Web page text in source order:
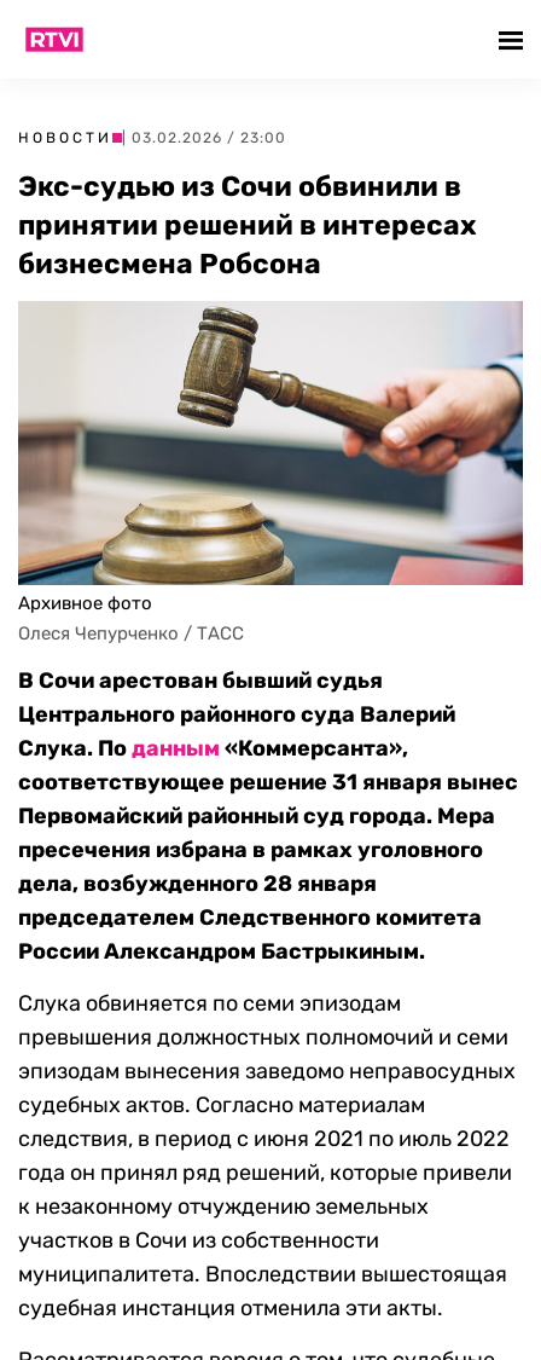
НОВОСТИ | 03.02.2026 / 23:00
Экс-судью из Сочи обвинили в
принятии решений в интересах
бизнесмена Робсона
Архивное фото
Олеся Чепурченко / ТАСС
В Сочи арестован бывший судья
Центрального районного суда Валерий
Слука. Поданным «Коммерсанта»,
соответствующее решение 31 января вынес
Первомайский районный суд города. Мера
пресечения избрана в рамках уголовного
дела, возбужденного 28 января
председателем Следственного комитета
России Александром Бастрыкиным.
Слука обвиняется по семи эпизодам
превышения должностных полномочий и семи
эпизодам вынесения заведомо неправосудных
судебных актов. Согласно материалам
следствия, в период с июня 2021 по июль 2022
года он принял ряд решений, которые привели
к незаконному отчуждению земельных
участков в Сочи из собственности
муниципалитета. Впоследствии вышестоящая
судебная инстанция отменила эти акты.